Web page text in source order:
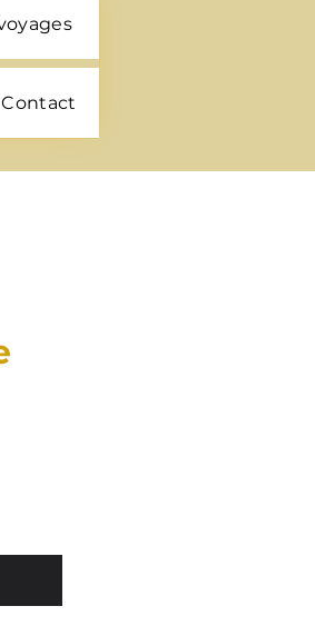
Contact